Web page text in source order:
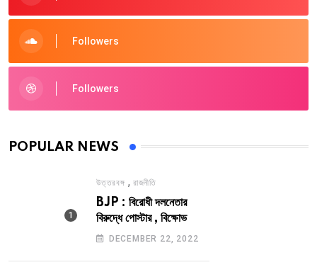
Followers
Followers
POPULAR NEWS
উত্তরবঙ্গ , রাজনীতি
BJP : বিরোধী দলনেতার
বিরুদ্ধে পোস্টার , বিক্ষোভ
DECEMBER 22, 2022